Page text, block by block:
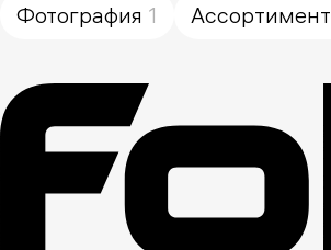
Фотография 1 Ассортимент